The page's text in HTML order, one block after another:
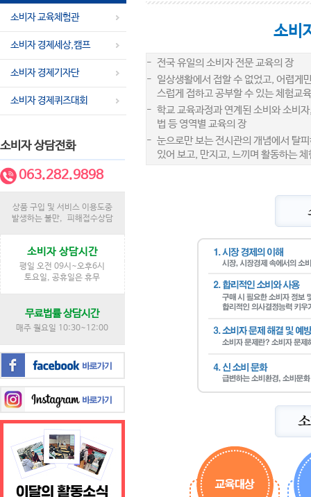
소비자 교육체험관
소비자 경제세상,캠프
소비자 경제기자단
소비자 경제퀴즈대회
소비자 상담전화
063.282.9898
상품 구입 및 서비스 이용도중
발생하는 불만, 피해접수상담
소비자 상담시간
평일 오전 09시~오후6시
토요일, 공휴일은 휴무
무료법률 상담시간
매주 월요일 10:30~12:00
소비
- 전국 유일의 소비자 전문 교육의 장
- 일상생활에서 접할 수 없었고, 어렵게
스럽게 접하고 공부할 수 있는 체험교
- 학교 교육과정과 연계된 소비와 소비
법 등 영역별 교육의 장
- 눈으로만 보는 전시관의 개념에서 탈
있어 보고, 만지고, 느끼며 활동하는 체